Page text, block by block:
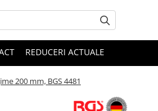
REDUCERI ACTUALE
200 mm, BGS 4481